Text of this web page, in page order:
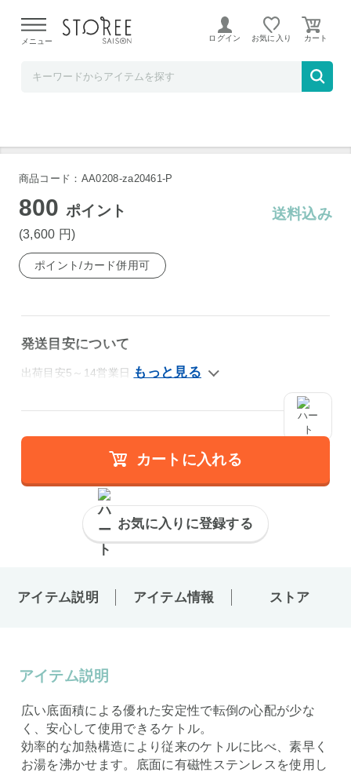
よる配送遅延が発生しております。
メニュー ログイン お気に入り
やかん 笛吹きケトル 2.5L TK-250
商品コード：AA0208-za20461-P
800ポイント
(3,600 円)
送料込み
ポイント/カード併用可
発送目安について
出荷目安5～14営業日
カートに入れる
お気に入りに登録する
アイテム説明 アイテム情報 ストア
アイテム説明
広い底面積による優れた安定性で転倒の心配が少な
く、安心して使用できるケトル。
効率的な加熱構造により従来のケトルに比べ、素早く
お湯を沸かせます。底面に有磁性ステンレスを使用し